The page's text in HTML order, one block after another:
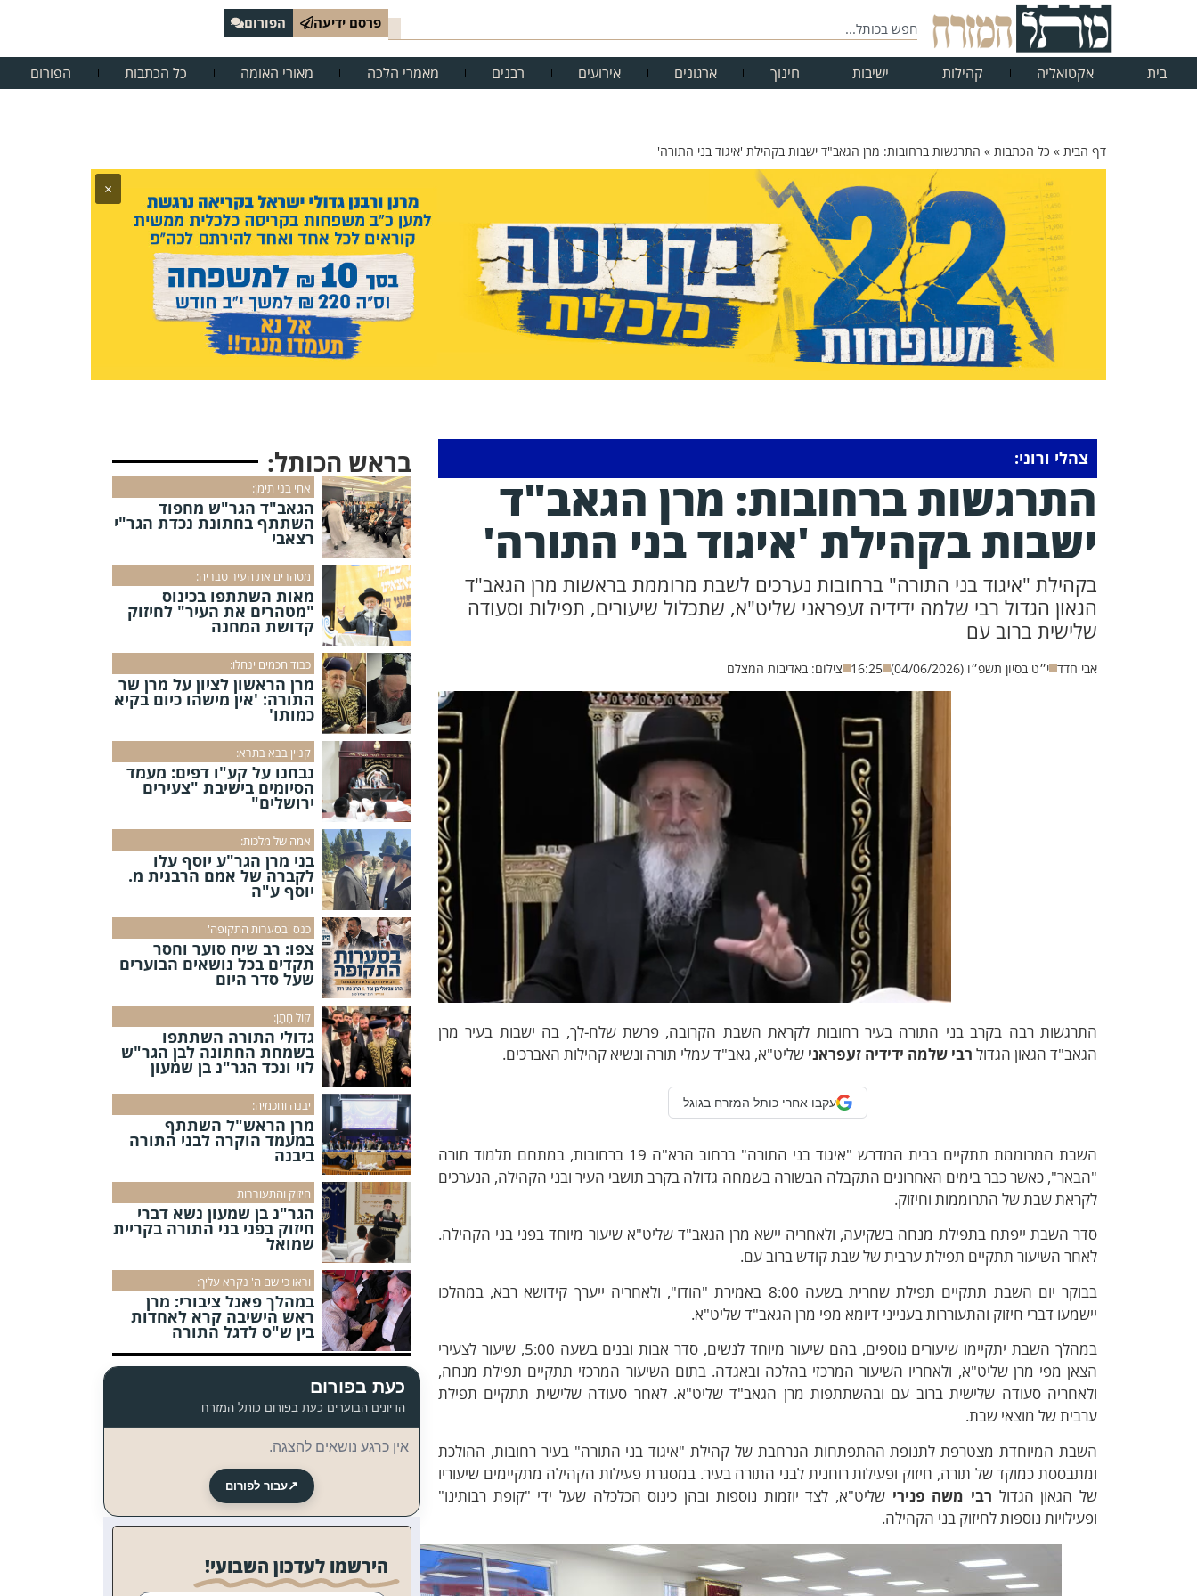
פרסם ידיעה הפורום
בית אקטואליה קהילות ישיבות חינוך ארגונים אירועים רבנים מאמרי הלכה מאורי האומה כל הכתבות הפורום
דף הבית » כל הכתבות » התרגשות ברחובות: מרן הגאב"ד ישבות בקהילת 'איגוד בני התורה'
×
צהלי ורוני:
התרגשות ברחובות: מרן הגאב"ד
ישבות בקהילת 'איגוד בני התורה'
בקהילת "איגוד בני התורה" ברחובות נערכים לשבת מרוממת בראשות מרן הגאב"ד
הגאון הגדול רבי שלמה ידידיה זעפראני שליט"א, שתכלול שיעורים, תפילות וסעודה
שלישית ברוב עם
אבי חדד י״ט בסיון תשפ״ו (04/06/2026) 16:25 צילום: באדיבות המצלם
התרגשות רבה בקרב בני התורה בעיר רחובות לקראת השבת הקרובה, פרשת שלח-לך, בה ישבות בעיר מרן
הגאב"ד הגאון הגדול רבי שלמה ידידיה זעפראני שליט"א, גאב"ד עמלי תורה ונשיא קהילות האברכים.
עקבו אחרי כותל המזרח בגוגל
השבת המרוממת תתקיים בבית המדרש "איגוד בני התורה" ברחוב הרא"ה 19 ברחובות, במתחם תלמוד תורה
"הבאר", כאשר כבר בימים האחרונים התקבלה הבשורה בשמחה גדולה בקרב תושבי העיר ובני הקהילה, הנערכים
לקראת שבת של התרוממות וחיזוק.
סדר השבת ייפתח בתפילת מנחה בשקיעה, ולאחריה יישא מרן הגאב"ד שליט"א שיעור מיוחד בפני בני הקהילה.
לאחר השיעור תתקיים תפילת ערבית של שבת קודש ברוב עם.
בבוקר יום השבת תתקיים תפילת שחרית בשעה 8:00 באמירת "הודו", ולאחריה ייערך קידושא רבא, במהלכו
יישמעו דברי חיזוק והתעוררות בענייני דיומא מפי מרן הגאב"ד שליט"א.
במהלך השבת יתקיימו שיעורים נוספים, בהם שיעור מיוחד לנשים, סדר אבות ובנים בשעה 5:00, שיעור לצעירי
הצאן מפי מרן שליט"א, ולאחריו השיעור המרכזי בהלכה ובאגדה. בתום השיעור המרכזי תתקיים תפילת מנחה,
ולאחריה סעודה שלישית ברוב עם ובהשתתפות מרן הגאב"ד שליט"א. לאחר סעודה שלישית תתקיים תפילת
ערבית של מוצאי שבת.
השבת המיוחדת מצטרפת לתנופת ההתפתחות הנרחבת של קהילת "איגוד בני התורה" בעיר רחובות, ההולכת
ומתבססת כמוקד של תורה, חיזוק ופעילות רוחנית לבני התורה בעיר. במסגרת פעילות הקהילה מתקיימים שיעוריו
של הגאון הגדול רבי משה פנירי שליט"א, לצד יוזמות נוספות ובהן כינוס הכלכלה שעל ידי "קופת רבותינו"
ופעילויות נוספות לחיזוק בני הקהילה.
בראש הכותל:
אחי בני תימן:
הגאב"ד הגר"ש מחפוד
השתתף בחתונת נכדת הגר"י
רצאבי
מטהרים את העיר טבריה:
מאות השתתפו בכינוס
"מטהרים את העיר" לחיזוק
קדושת המחנה
כבוד חכמים ינחלו:
מרן הראשון לציון על מרן שר
התורה: 'אין מישהו כיום בקיא
כמותו'
קניין בבא בתרא:
נבחנו על קע"ו דפים: מעמד
הסיומים בישיבת "צעירים
ירושלים"
אמה של מלכות:
בני מרן הגר"ע יוסף עלו
לקברה של אמם הרבנית מ.
יוסף ע"ה
כנס 'בסערות התקופה'
צפו: רב שיח סוער וחסר
תקדים בכל נושאים הבוערים
שעל סדר היום
קוֹל חָתָן:
גדולי התורה השתתפו
בשמחת החתונה לבן הגר"ש
לוי ונכד הגר"נ בן שמעון
יבנה וחכמיה:
מרן הראש"ל השתתף
במעמד הוקרה לבני התורה
ביבנה
חיזוק והתעוררות
הגר"נ בן שמעון נשא דברי
חיזוק בפני בני התורה בקריית
שמואל
וראו כי שם ה' נקרא עליך:
במהלך פאנל ציבורי: מרן
ראש הישיבה קרא לאחדות
בין ש"ס לדגל התורה
כעת בפורום
הדיונים הבוערים כעת בפורום כותל המזרח
אין כרגע נושאים להצגה.
↗עבור לפורום
הירשמו לעדכון השבועי!